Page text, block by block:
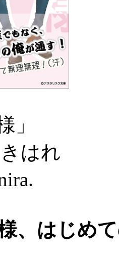
」
はれ
、はじめ